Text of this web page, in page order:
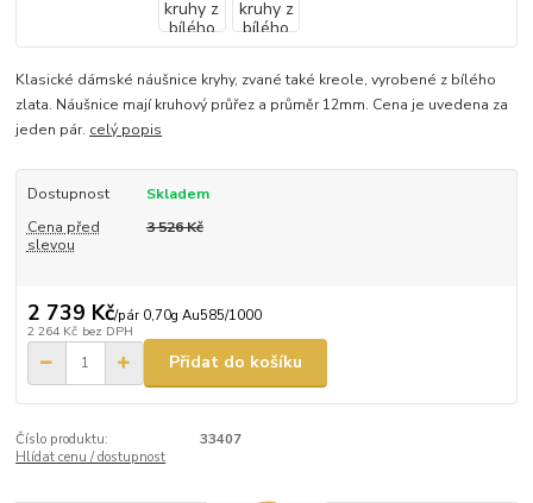
Klasické dámské náušnice kryhy, zvané také kreole, vyrobené z bílého
zlata. Náušnice mají kruhový průřez a průměr 12mm. Cena je uvedena za
jeden pár. celý popis
Dostupnost
Skladem
Cena před
slevou
3 526 Kč
2 739 Kč/pár 0,70g Au585/1000
2 264 Kč bez DPH
Přidat do košíku
Číslo produktu:
33407
Hlídat cenu / dostupnost